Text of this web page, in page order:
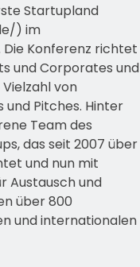
Startupland
) im
Die Konferenz richtet
und Corporates und
von
und Pitches. Hinter
Team des
das seit 2007 über
und nun mit
Austausch und
über 800
und internationalen